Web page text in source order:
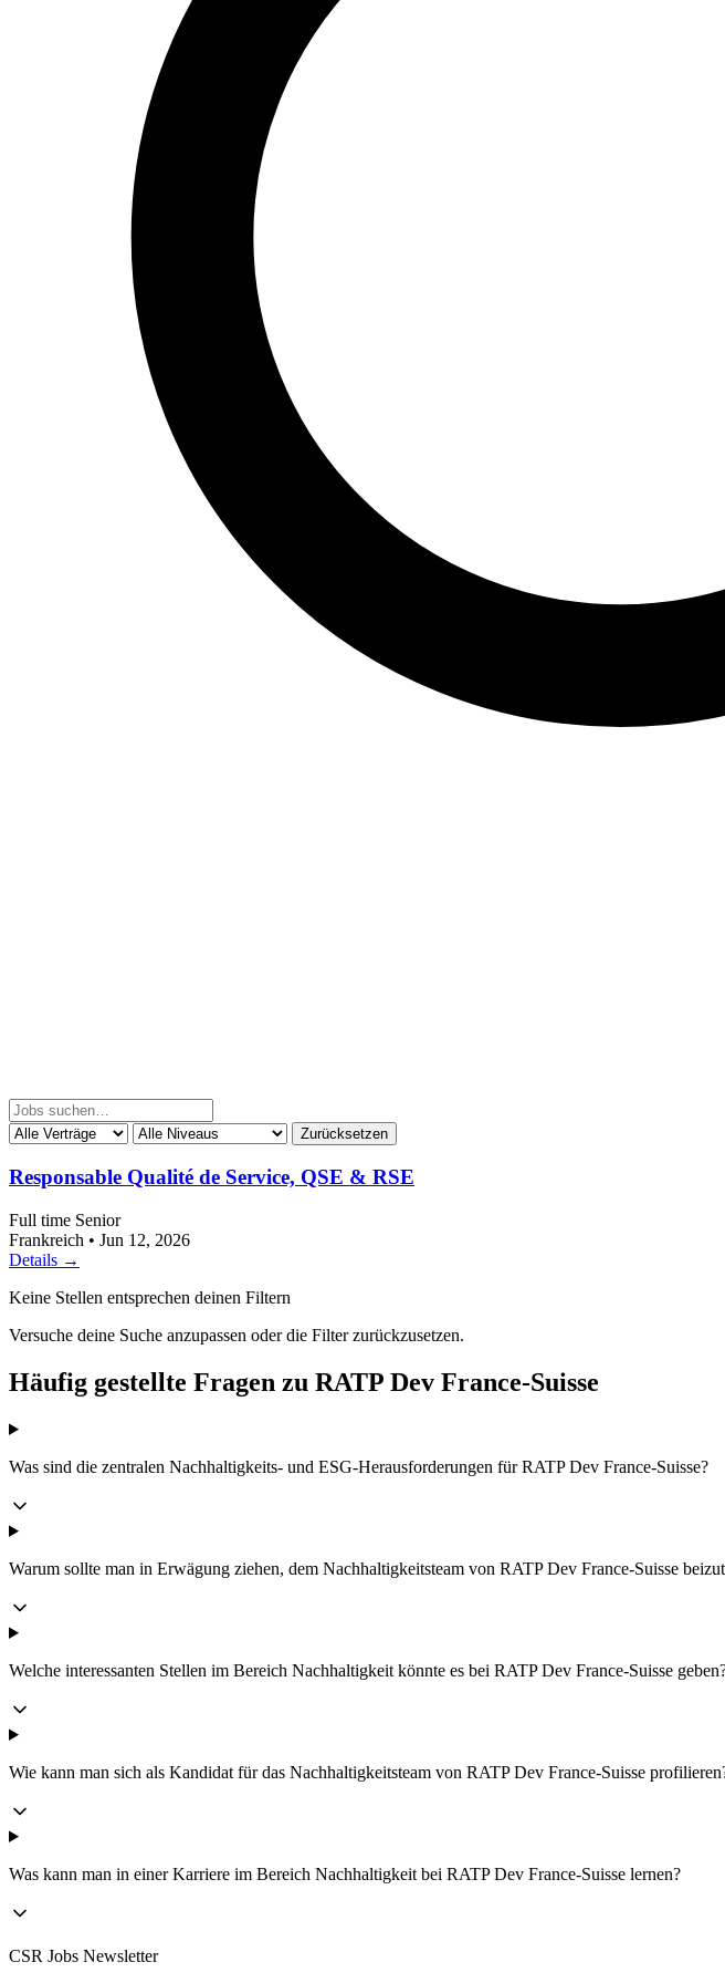
Zurücksetzen
Responsable Qualité de Service, QSE & RSE
Full time Senior
Frankreich • Jun 12, 2026
Details →
Keine Stellen entsprechen deinen Filtern
Versuche deine Suche anzupassen oder die Filter zurückzusetzen.
Häufig gestellte Fragen zu RATP Dev France-Suisse
Was sind die zentralen Nachhaltigkeits- und ESG-Herausforderungen für RATP Dev France-Suisse?
Warum sollte man in Erwägung ziehen, dem Nachhaltigkeitsteam von RATP Dev France-Suisse
Welche interessanten Stellen im Bereich Nachhaltigkeit könnte es bei RATP Dev France-Suisse
Wie kann man sich als Kandidat für das Nachhaltigkeitsteam von RATP Dev France-Suisse
Was kann man in einer Karriere im Bereich Nachhaltigkeit bei RATP Dev France-Suisse lernen?
CSR Jobs Newsletter